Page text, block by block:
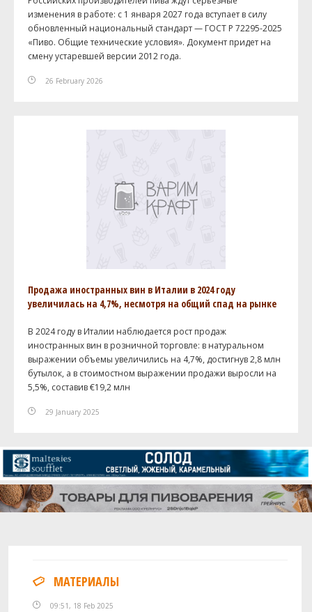
изменения в работе: с 1 января 2027 года вступает в силу
обновленный национальный стандарт — ГОСТ Р 72295-2025
«Пиво. Общие технические условия». Документ придет на
смену устаревшей версии 2012 года.
26 February 2026
Продажа иностранных вин в Италии в 2024 году
увеличилась на 4,7%, несмотря на общий спад на рынке
В 2024 году в Италии наблюдается рост продаж
иностранных вин в розничной торговле: в натуральном
выражении объемы увеличились на 4,7%, достигнув 2,8 млн
бутылок, а в стоимостном выражении продажи выросли на
5,5%, составив €19,2 млн
29 January 2025
МАТЕРИАЛЫ
09:51, 18 Feb 2025